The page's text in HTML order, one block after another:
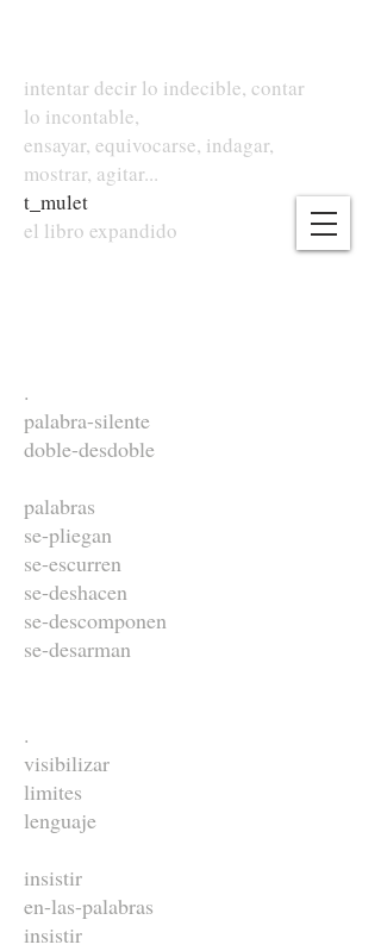
intentar decir lo indecible, contar
lo incontable,
ensayar, equivocarse, indagar,
mostrar, agitar...
t mulet
el libro expandido
.
palabra-silente
doble-desdoble
palabras
se-pliegan
se-escurren
se-deshacen
se-descomponen
se-desarman
.
visibilizar
limites
lenguaje
insistir
en-las-palabras
insistir